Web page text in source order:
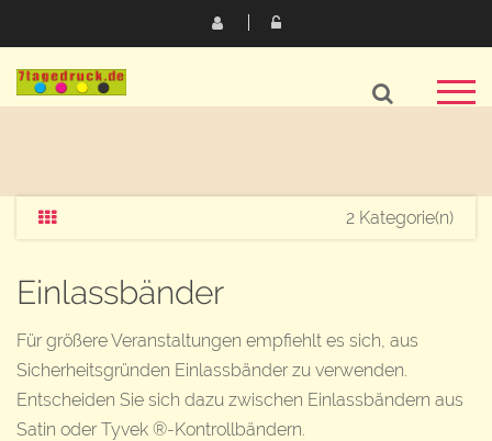
2 Kategorie(n)
Einlassbänder
Für größere Veranstaltungen empfiehlt es sich, aus
Sicherheitsgründen Einlassbänder zu verwenden.
Entscheiden Sie sich dazu zwischen Einlassbändern aus
Satin oder Tyvek ®-Kontrollbändern.